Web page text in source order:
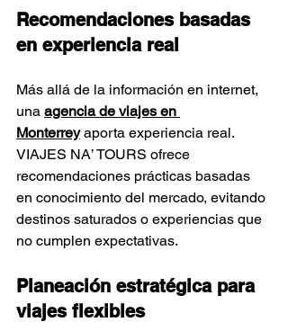
Recomendaciones basadas
en experiencia real
Más allá de la información en internet,
una agencia de viajes en
Monterrey aporta experiencia real.
VIAJES NA’ TOURS ofrece
recomendaciones prácticas basadas
en conocimiento del mercado, evitando
destinos saturados o experiencias que
no cumplen expectativas.
Planeación estratégica para
viajes flexibles